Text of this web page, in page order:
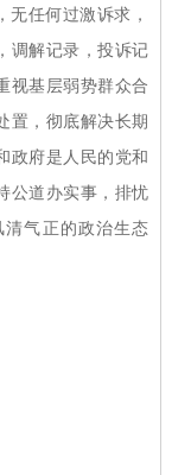
任何过激诉求，
调解记录，投诉记
视基层弱势群众合
置，彻底解决长期
政府是人民的党和
公道办实事，排忧
气正的政治生态